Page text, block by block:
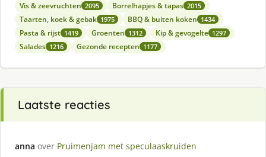
Vis & zeevruchten 2095 Borrelhapjes & tapas 2015
Taarten, koek & gebak 1975 BBQ & buiten koken 1434
Pasta & rijst 1419 Groenten 1312 Kip & gevogelte 1297
Salades 1216 Gezonde recepten 1177
Laatste reacties
anna over Pruimenjam met speculaaskruiden